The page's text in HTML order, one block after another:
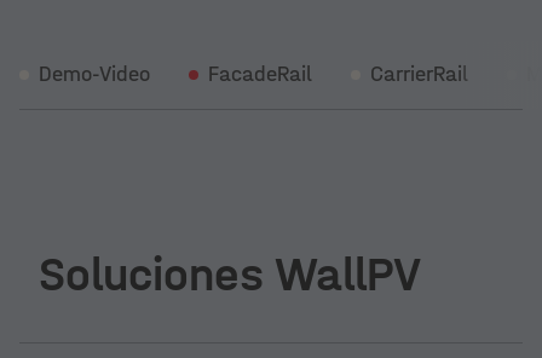
Demo-Video FacadeRail CarrierRail
Soluciones WallPV